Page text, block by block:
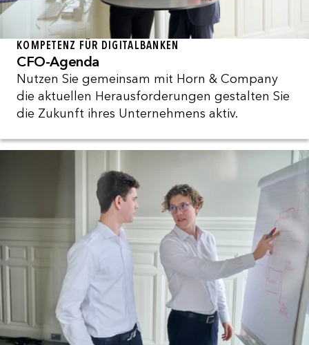
KOMPETENZ FÜR DIGITALBANKEN
CFO-Agenda
Nutzen Sie gemeinsam mit Horn & Company
die aktuellen Herausforderungen gestalten Sie
die Zukunft ihres Unternehmens aktiv.